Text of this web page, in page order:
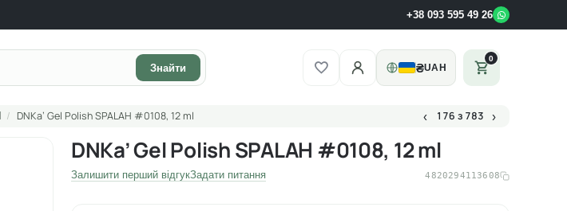
+38 093 595 49 26
Знайти ₴UAH
0
/ DNKa’ Gel Polish SPALAH #0108, 12 ml ‹ 176 з 783 ›
DNKa’ Gel Polish SPALAH #0108, 12 ml
Залишити перший відгукЗадати питання 4820294113608